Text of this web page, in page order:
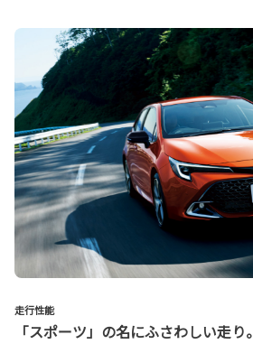
走行性能
「スポーツ」の名にふさわしい走り。